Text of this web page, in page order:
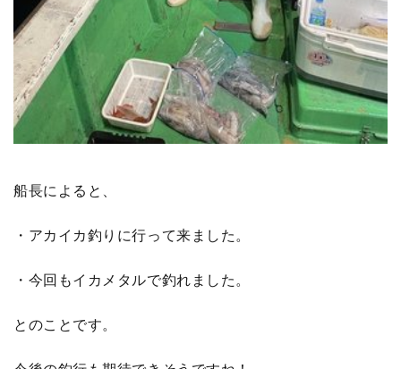
船長によると、
・アカイカ釣りに行って来ました。
・今回もイカメタルで釣れました。
とのことです。